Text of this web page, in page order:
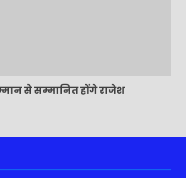
से सम्मानित होंगे राजेश